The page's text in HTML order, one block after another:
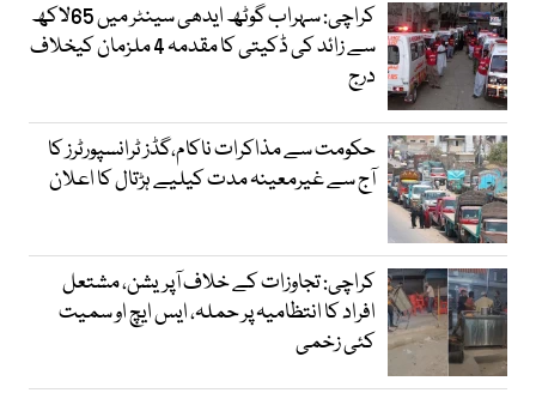
کراچی: سہراب گوٹھ ایدھی سینٹر میں 65لاکھ
سے زائد کی ڈکیتی کا مقدمہ 4 ملزمان کیخلاف
درج
حکومت سے مذاکرات ناکام،گڈز ٹرانسپورٹرز کا
آج سے غیرمعینہ مدت کیلیے ہڑتال کا اعلان
کراچی: تجاوزات کے خلاف آپریشن، مشتعل
افراد کا انتظامیہ پر حملہ، ایس ایچ او سمیت
کئی زخمی